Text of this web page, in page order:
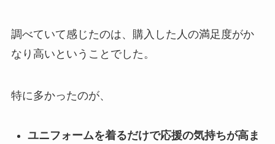
調べていて感じたのは、購入した人の満足度がか
なり高いということでした。
特に多かったのが、
ユニフォームを着るだけで応援の気持ちが高ま